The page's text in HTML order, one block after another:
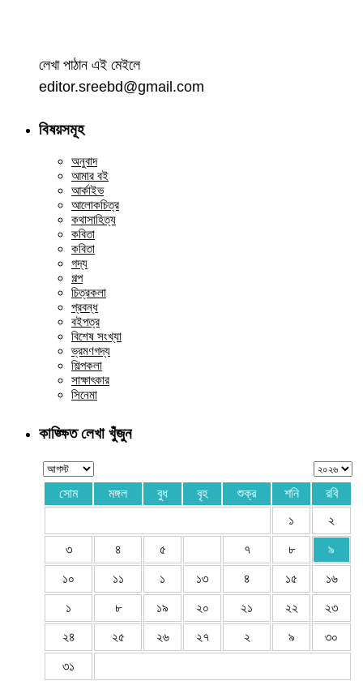
লেখা পাঠান এই মেইলে
editor.sreebd@gmail.com
বিষয়সমূহ
অনুবাদ
আমার বই
আর্কাইভ
আলোকচিত্র
কথাসাহিত্য
কবিতা
কবিতা
গদ্য
গল্প
চিত্রকলা
প্রবন্ধ
বইপত্র
বিশেষ সংখ্যা
ভ্রমণগদ্য
শিল্পকলা
সাক্ষাৎকার
সিনেমা
কাঙ্ক্ষিত লেখা খুঁজুন
সোম মঙ্গল বুধ বৃহ শুক্র শনি
রবি
১
২
৩ ৪ ৫ ৭ ৮ ৯
১০ ১১ ১ ১৩ ৪ ১৫ ১৬
১ ৮ ১৯ ২০ ২১ ২২ ২৩
২৪ ২৫ ২৬ ২৭ ২ ৯ ৩০
৩১